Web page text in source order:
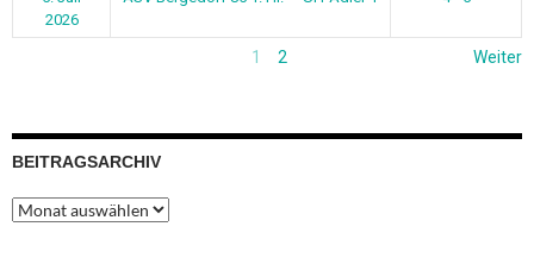
2026
1 2 Weiter
BEITRAGSARCHIV
Beitragsarchiv